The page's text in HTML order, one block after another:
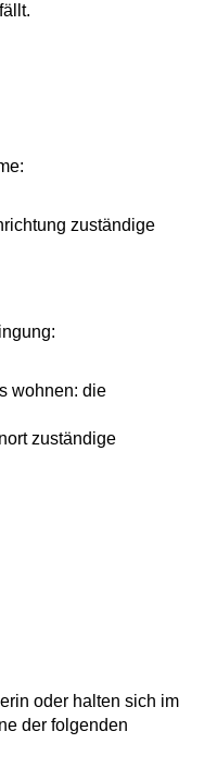
zuständige
wohnen: die
zuständige
oder halten sich im
der folgenden